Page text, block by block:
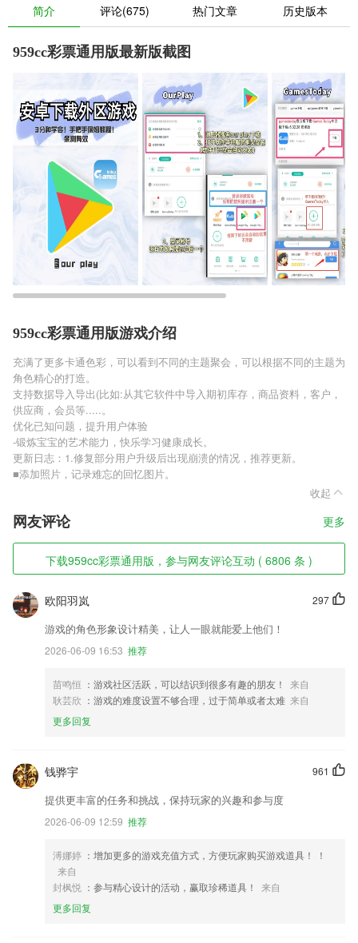
简介 评论(675) 热门文章 历史版本
959cc彩票通用版最新版截图
959cc彩票通用版游戏介绍
充满了更多卡通色彩，可以看到不同的主题聚会，可以根据不同的主题为
角色精心的打造。
支持数据导入导出(比如:从其它软件中导入期初库存，商品资料，客户，
供应商，会员等.....。
优化已知问题，提升用户体验
-锻炼宝宝的艺术能力，快乐学习健康成长。
更新日志：1.修复部分用户升级后出现崩溃的情况，推荐更新。
■添加照片，记录难忘的回忆图片。
收起
网友评论 更多
下载959cc彩票通用版，参与网友评论互动 ( 6806 条 )
297
欧阳羽岚
游戏的角色形象设计精美，让人一眼就能爱上他们！
2026-06-09 16:53 推荐
苗鸣恒 ：游戏社区活跃，可以结识到很多有趣的朋友！
来自
耿芸欣 ：游戏的难度设置不够合理，过于简单或者太难 来自
更多回复
961
钱骅宇
提供更丰富的任务和挑战，保持玩家的兴趣和参与度
2026-06-09 12:59 推荐
溥娜婷 ：增加更多的游戏充值方式，方便玩家购买游戏道具！ ！
来自
封枫悦 ：参与精心设计的活动，赢取珍稀道具！
来自
更多回复